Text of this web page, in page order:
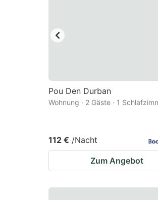
Pou Den Durban
Wohnung · 2 Gäste · 1
112 € /Nacht
Zum Angebot